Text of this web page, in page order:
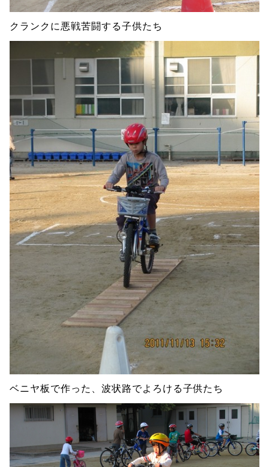
クランクに悪戦苦闘する子供たち
ベニヤ板で作った、波状路でよろける子供たち